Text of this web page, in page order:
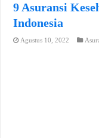
9 Asuransi
Indonesia
Agustus 10, 2022